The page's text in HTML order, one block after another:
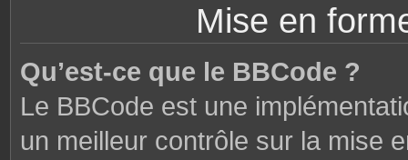
Mise en
Qu’est-ce que le BBCode ?
Le BBCode est une
un meilleur contrôle sur la mise